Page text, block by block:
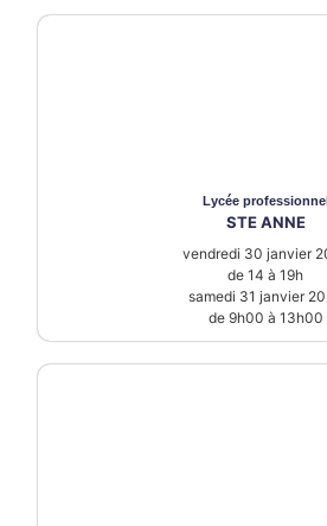
Lycée professionnel
STE ANNE
vendredi 30 janvier
de 14 à 19h
samedi 31 janvier
de 9h00 à 13h00